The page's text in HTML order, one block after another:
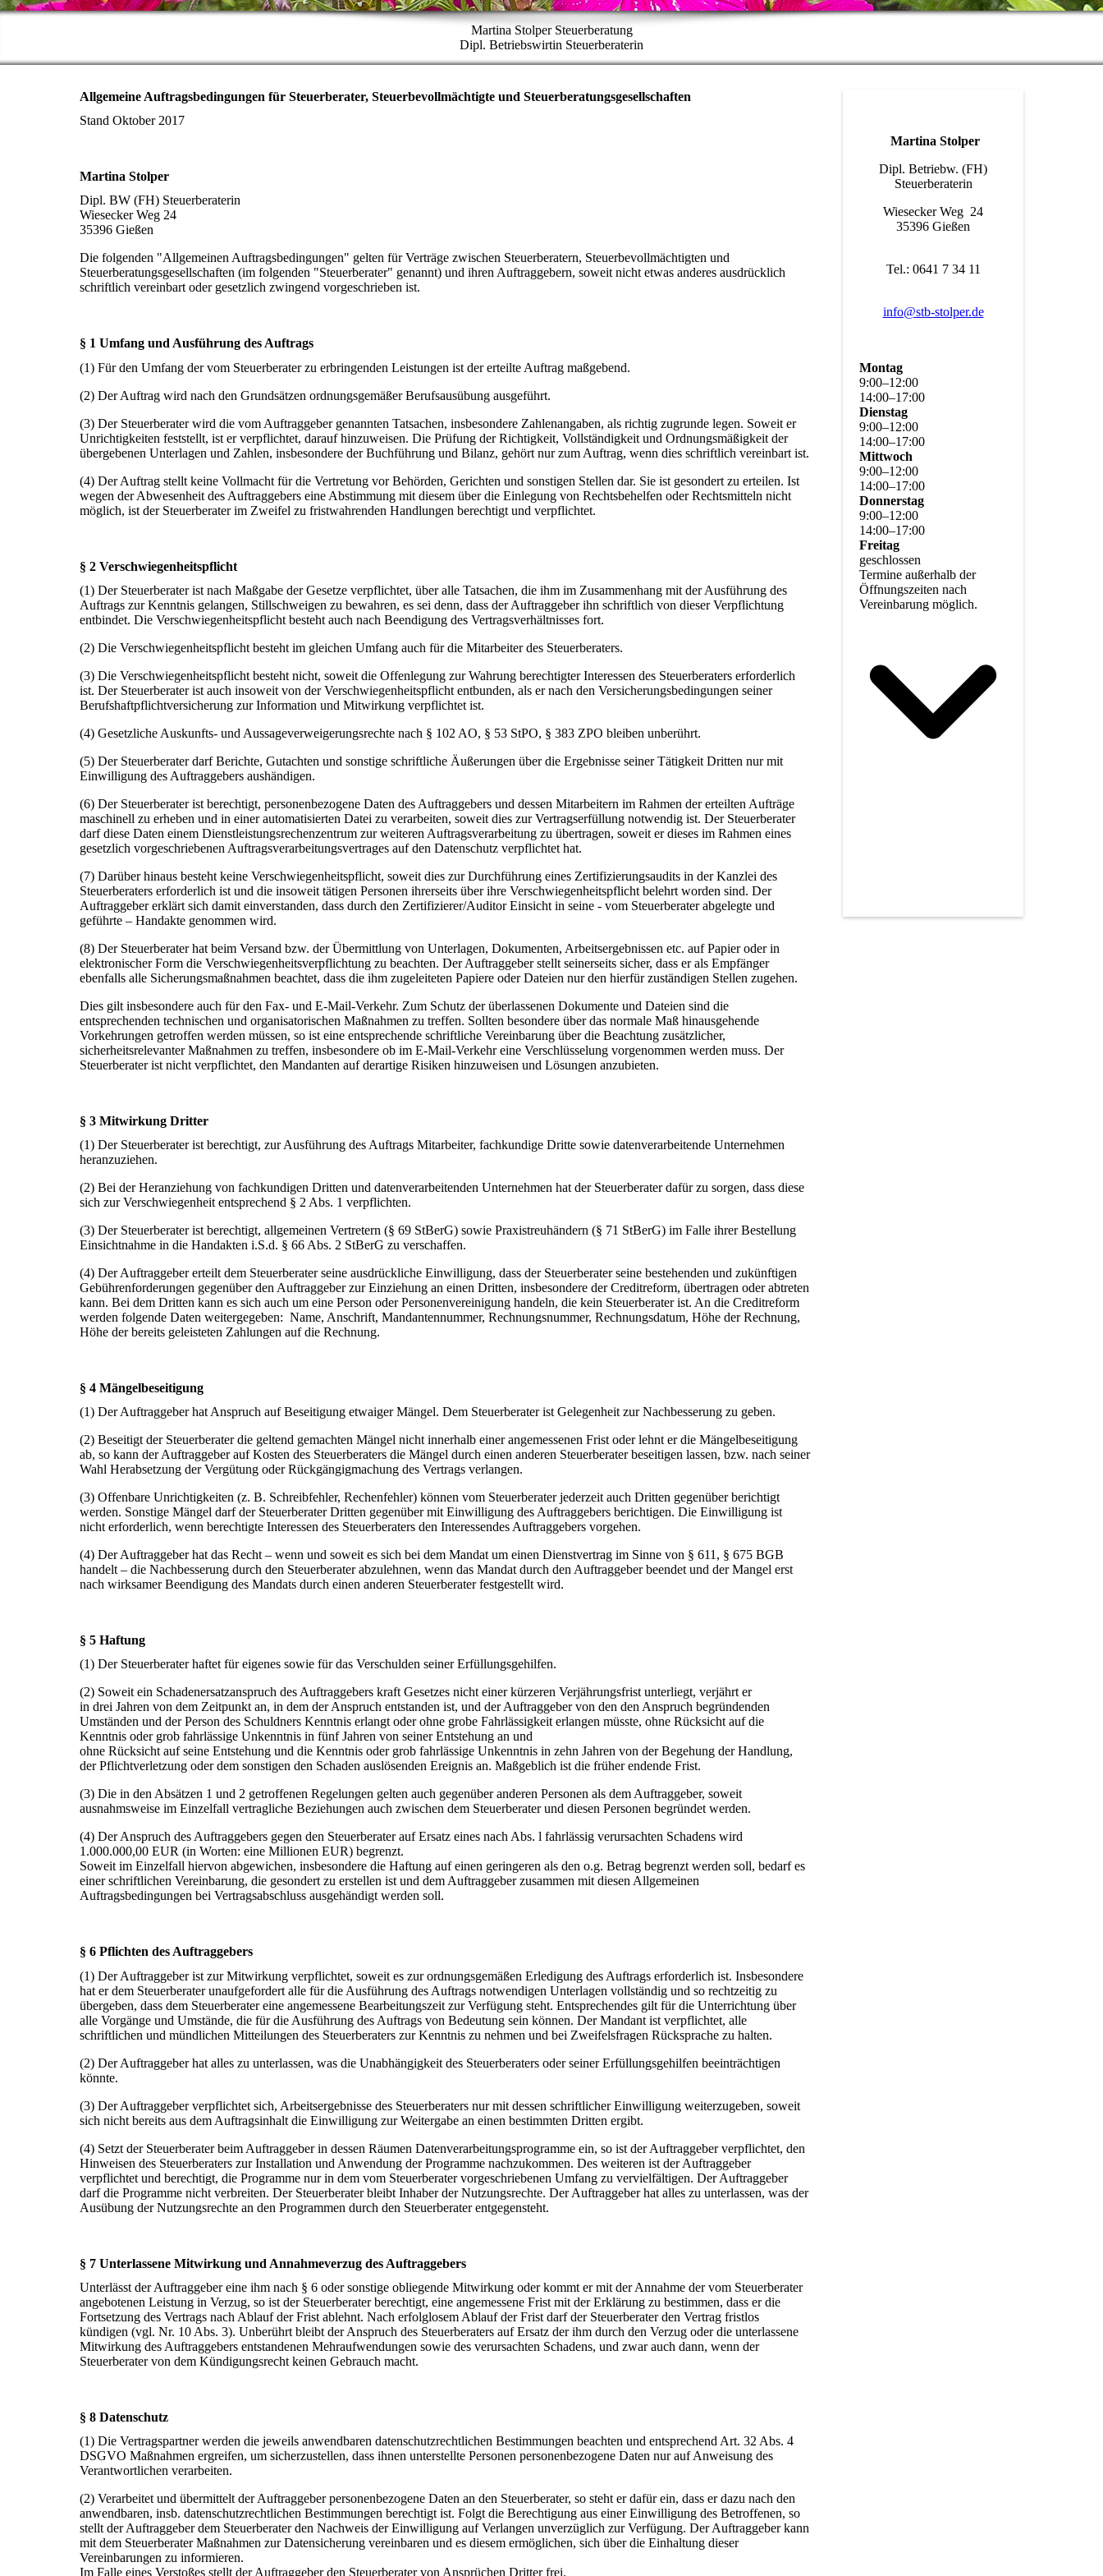
Martina Stolper Steuerberatung
Dipl. Betriebswirtin Steuerberaterin
Allgemeine Auftragsbedingungen für Steuerberater, Steuerbevollmächtigte und Steuerberatungsgesellschaften
Stand Oktober 2017
Martina Stolper
Dipl. BW (FH) Steuerberaterin
Wiesecker Weg 24
35396 Gießen
Die folgenden "Allgemeinen Auftragsbedingungen" gelten für Verträge zwischen Steuerberatern, Steu­er­be­voll­mäch­tig­ten und
Steuerberatungsgesellschaften (im folgenden "Steuerberater" genannt) und ihren Auftraggebern, soweit nicht etwas anderes ausdrücklich
schriftlich vereinbart oder gesetzlich zwingend vorgeschrieben ist.
§ 1 Umfang und Ausführung des Auftrags
(1) Für den Umfang der vom Steuerberater zu erbringenden Leistungen ist der erteilte Auftrag maßgebend.
(2) Der Auftrag wird nach den Grundsätzen ordnungsgemäßer Berufsausübung ausgeführt.
(3) Der Steuerberater wird die vom Auftraggeber genannten Tatsachen, insbesondere Zahlenangaben, als richtig zugrunde legen. Soweit er
Unrichtigkeiten feststellt, ist er verpflichtet, darauf hinzuweisen. Die Prüfung der Richtigkeit, Vollständigkeit und Ordnungsmäßigkeit der
übergebenen Unterlagen und Zahlen, insbesondere der Buchführung und Bilanz, gehört nur zum Auftrag, wenn dies schriftlich vereinbart ist.
(4) Der Auftrag stellt keine Vollmacht für die Vertretung vor Behörden, Gerichten und sonstigen Stellen dar. Sie ist gesondert zu erteilen. Ist
wegen der Abwesenheit des Auftraggebers eine Abstimmung mit diesem über die Einlegung von Rechtsbehelfen oder Rechtsmitteln nicht
möglich, ist der Steuerberater im Zweifel zu fristwahrenden Handlungen berechtigt und verpflichtet.
§ 2 Verschwiegenheitspflicht
(1) Der Steuerberater ist nach Maßgabe der Gesetze verpflichtet, über alle Tatsachen, die ihm im Zusammenhang mit der Ausführung des
Auftrags zur Kenntnis gelangen, Stillschweigen zu bewahren, es sei denn, dass der Auftraggeber ihn schriftlich von dieser Verpflichtung
entbindet. Die Verschwiegenheitspflicht besteht auch nach Beendigung des Vertragsverhältnisses fort.
(2) Die Verschwiegenheitspflicht besteht im gleichen Umfang auch für die Mitarbeiter des Steuerberaters.
(3) Die Verschwiegenheitspflicht besteht nicht, soweit die Offenlegung zur Wahrung berechtigter Interessen des Steuerberaters erforderlich
ist. Der Steuerberater ist auch insoweit von der Verschwiegenheitspflicht entbunden, als er nach den Versicherungsbedingungen seiner
Berufshaftpflichtversicherung zur Information und Mitwirkung verpflichtet ist.
(4) Gesetzliche Auskunfts- und Aussageverweigerungsrechte nach § 102 AO, § 53 StPO, § 383 ZPO bleiben unberührt.
(5) Der Steuerberater darf Berichte, Gutachten und sonstige schriftliche Äußerungen über die Ergebnisse seiner Tätigkeit Dritten nur mit
Einwilligung des Auftraggebers aushändigen.
(6) Der Steuerberater ist berechtigt, personenbezogene Daten des Auftraggebers und dessen Mitarbeitern im Rahmen der erteilten Aufträge
maschinell zu erheben und in einer automatisierten Datei zu verarbeiten, soweit dies zur Vertragserfüllung notwendig ist. Der Steuerberater
darf diese Daten einem Dienstleistungsrechenzentrum zur weiteren Auftragsverarbeitung zu übertragen, soweit er dieses im Rahmen eines
gesetzlich vorgeschriebenen Auftragsverarbeitungsvertrages auf den Datenschutz verpflichtet hat.
(7) Darüber hinaus besteht keine Verschwiegenheitspflicht, soweit dies zur Durchführung eines Zertifizierungsaudits in der Kanzlei des
Steuerberaters erforderlich ist und die insoweit tätigen Personen ihrerseits über ihre Verschwiegenheitspflicht belehrt worden sind. Der
Auftraggeber erklärt sich damit einverstanden, dass durch den Zertifizierer/Auditor Einsicht in seine - vom Steuerberater abgelegte und
geführte – Handakte genommen wird.
(8) Der Steuerberater hat beim Versand bzw. der Übermittlung von Unterlagen, Dokumenten, Arbeitsergebnissen etc. auf Papier oder in
elektronischer Form die Verschwiegenheitsverpflichtung zu beachten. Der Auftraggeber stellt seinerseits sicher, dass er als Empfänger
ebenfalls alle Sicherungsmaßnahmen beachtet, dass die ihm zugeleiteten Papiere oder Dateien nur den hierfür zuständigen Stellen zugehen.
Dies gilt insbesondere auch für den Fax- und E-Mail-Verkehr. Zum Schutz der überlassenen Dokumente und Dateien sind die
entsprechenden technischen und organisatorischen Maßnahmen zu treffen. Sollten besondere über das normale Maß hinausgehende
Vorkehrungen getroffen werden müssen, so ist eine entsprechende schriftliche Vereinbarung über die Beachtung zusätzlicher,
sicherheitsrelevanter Maßnahmen zu treffen, insbesondere ob im E-Mail-Verkehr eine Verschlüsselung vorgenommen werden muss. Der
Steuerberater ist nicht verpflichtet, den Mandanten auf derartige Risiken hinzuweisen und Lösungen anzubieten.
§ 3 Mitwirkung Dritter
(1) Der Steuerberater ist berechtigt, zur Ausführung des Auftrags Mitarbeiter, fachkundige Dritte sowie datenverarbeitende Unternehmen
heranzuziehen.
(2) Bei der Heranziehung von fachkundigen Dritten und datenverarbeitenden Unternehmen hat der Steuerberater dafür zu sorgen, dass diese
sich zur Verschwiegenheit entsprechend § 2 Abs. 1 verpflichten.
(3) Der Steuerberater ist berechtigt, allgemeinen Vertretern (§ 69 StBerG) sowie Praxistreuhändern (§ 71 StBerG) im Falle ihrer Bestellung
Einsichtnahme in die Handakten i.S.d. § 66 Abs. 2 StBerG zu verschaffen.
(4) Der Auftraggeber erteilt dem Steuerberater seine ausdrückliche Einwilligung, dass der Steuerberater seine bestehenden und zukünftigen
Gebührenforderungen gegenüber den Auftraggeber zur Einziehung an einen Dritten, insbesondere der Creditreform, übertragen oder abtreten
kann. Bei dem Dritten kann es sich auch um eine Person oder Personenvereinigung handeln, die kein Steuerberater ist. An die Creditreform
werden folgende Daten weitergegeben: Name, Anschrift, Mandantennummer, Rechnungsnummer, Rechnungsdatum, Höhe der Rechnung,
Höhe der bereits geleisteten Zahlungen auf die Rechnung.
§ 4 Mängelbeseitigung
(1) Der Auftraggeber hat Anspruch auf Beseitigung etwaiger Mängel. Dem Steuerberater ist Gelegenheit zur Nachbesserung zu geben.
(2) Beseitigt der Steuerberater die geltend gemachten Mängel nicht innerhalb einer angemessenen Frist oder lehnt er die Mängelbeseitigung
ab, so kann der Auftraggeber auf Kosten des Steuerberaters die Mängel durch einen anderen Steuerberater beseitigen lassen, bzw. nach seiner
Wahl Herabsetzung der Vergütung oder Rückgängigmachung des Vertrags verlangen.
(3) Offenbare Unrichtigkeiten (z. B. Schreibfehler, Rechenfehler) können vom Steuerberater jederzeit auch Dritten gegenüber berichtigt
werden. Sonstige Mängel darf der Steuerberater Dritten gegenüber mit Einwilligung des Auftraggebers berichtigen. Die Einwilligung ist
nicht erforderlich, wenn berechtigte Interessen des Steuerberaters den Interessendes Auftraggebers vorgehen.
(4) Der Auftraggeber hat das Recht – wenn und soweit es sich bei dem Mandat um einen Dienstvertrag im Sinne von § 611, § 675 BGB
handelt – die Nachbesserung durch den Steuerberater abzulehnen, wenn das Mandat durch den Auftraggeber beendet und der Mangel erst
nach wirksamer Beendigung des Mandats durch einen anderen Steuerberater festgestellt wird.
§ 5 Haftung
(1) Der Steuerberater haftet für eigenes sowie für das Verschulden seiner Erfüllungsgehilfen.
(2) Soweit ein Schadenersatzanspruch des Auftraggebers kraft Gesetzes nicht einer kürzeren Verjährungsfrist unterliegt, verjährt er
in drei Jahren von dem Zeitpunkt an, in dem der Anspruch entstanden ist, und der Auftraggeber von den den Anspruch begründenden
Umständen und der Person des Schuldners Kenntnis erlangt oder ohne grobe Fahrlässigkeit erlangen müsste, ohne Rücksicht auf die
Kenntnis oder grob fahrlässige Unkenntnis in fünf Jahren von seiner Entstehung an und
ohne Rücksicht auf seine Entstehung und die Kenntnis oder grob fahrlässige Unkenntnis in zehn Jahren von der Begehung der Handlung,
der Pflichtverletzung oder dem sonstigen den Schaden auslösenden Ereignis an. Maßgeblich ist die früher endende Frist.
(3) Die in den Absätzen 1 und 2 getroffenen Regelungen gelten auch gegenüber anderen Personen als dem Auftraggeber, soweit
ausnahmsweise im Einzelfall vertragliche Beziehungen auch zwischen dem Steuerberater und diesen Personen begründet werden.
(4) Der Anspruch des Auftraggebers gegen den Steuerberater auf Ersatz eines nach Abs. l fahrlässig verursachten Schadens wird
1.000.000,00 EUR (in Worten: eine Millionen EUR) begrenzt.
Soweit im Einzelfall hiervon abgewichen, insbesondere die Haftung auf einen geringeren als den o.g. Betrag begrenzt werden soll, bedarf es
einer schriftlichen Vereinbarung, die gesondert zu erstellen ist und dem Auftraggeber zusammen mit diesen Allgemeinen
Auftragsbedingungen bei Vertragsabschluss ausgehändigt werden soll.
§ 6 Pflichten des Auftraggebers
(1) Der Auftraggeber ist zur Mitwirkung verpflichtet, soweit es zur ordnungsgemäßen Erledigung des Auftrags erforderlich ist. Insbesondere
hat er dem Steuerberater unaufgefordert alle für die Ausführung des Auftrags notwendigen Unterlagen vollständig und so rechtzeitig zu
übergeben, dass dem Steuerberater eine angemessene Bearbeitungszeit zur Verfügung steht. Entsprechendes gilt für die Unterrichtung über
alle Vorgänge und Umstände, die für die Ausführung des Auftrags von Bedeutung sein können. Der Mandant ist verpflichtet, alle
schriftlichen und mündlichen Mitteilungen des Steuerberaters zur Kenntnis zu nehmen und bei Zweifelsfragen Rücksprache zu halten.
(2) Der Auftraggeber hat alles zu unterlassen, was die Unabhängigkeit des Steuerberaters oder seiner Erfüllungsgehilfen beeinträchtigen
könnte.
(3) Der Auftraggeber verpflichtet sich, Arbeitsergebnisse des Steuerberaters nur mit dessen schriftlicher Einwilligung weiterzugeben, soweit
sich nicht bereits aus dem Auftragsinhalt die Einwilligung zur Weitergabe an einen bestimmten Dritten ergibt.
(4) Setzt der Steuerberater beim Auftraggeber in dessen Räumen Datenverarbeitungsprogramme ein, so ist der Auftraggeber verpflichtet, den
Hinweisen des Steuerberaters zur Installation und Anwendung der Programme nachzukommen. Des weiteren ist der Auftraggeber
verpflichtet und berechtigt, die Programme nur in dem vom Steuerberater vorgeschriebenen Umfang zu vervielfältigen. Der Auftraggeber
darf die Programme nicht verbreiten. Der Steuerberater bleibt Inhaber der Nutzungsrechte. Der Auftraggeber hat alles zu unterlassen, was der
Ausübung der Nutzungsrechte an den Programmen durch den Steuerberater entgegensteht.
§ 7 Unterlassene Mitwirkung und Annahmeverzug des Auftraggebers
Unterlässt der Auftraggeber eine ihm nach § 6 oder sonstige obliegende Mitwirkung oder kommt er mit der Annahme der vom Steuerberater
angebotenen Leistung in Verzug, so ist der Steuerberater berechtigt, eine angemessene Frist mit der Erklärung zu bestimmen, dass er die
Fortsetzung des Vertrags nach Ablauf der Frist ablehnt. Nach erfolglosem Ablauf der Frist darf der Steuerberater den Vertrag fristlos
kündigen (vgl. Nr. 10 Abs. 3). Unberührt bleibt der Anspruch des Steuerberaters auf Ersatz der ihm durch den Verzug oder die unterlassene
Mitwirkung des Auftraggebers entstandenen Mehraufwendungen sowie des verursachten Schadens, und zwar auch dann, wenn der
Steuerberater von dem Kündigungsrecht keinen Gebrauch macht.
§ 8 Datenschutz
(1) Die Vertragspartner werden die jeweils anwendbaren datenschutzrechtlichen Bestimmungen beachten und entsprechend Art. 32 Abs. 4
DSGVO Maßnahmen ergreifen, um sicherzustellen, dass ihnen unterstellte Personen personenbezogene Daten nur auf Anweisung des
Verantwortlichen verarbeiten.
(2) Verarbeitet und übermittelt der Auftraggeber personenbezogene Daten an den Steuerberater, so steht er dafür ein, dass er dazu nach den
anwendbaren, insb. datenschutzrechtlichen Bestimmungen berechtigt ist. Folgt die Berechtigung aus einer Einwilligung des Betroffenen, so
stellt der Auftraggeber dem Steuerberater den Nachweis der Einwilligung auf Verlangen unverzüglich zur Verfügung. Der Auftraggeber kann
mit dem Steuerberater Maßnahmen zur Datensicherung vereinbaren und es diesem ermöglichen, sich über die Einhaltung dieser
Vereinbarungen zu informieren.
Im Falle eines Verstoßes stellt der Auftraggeber den Steuerberater von Ansprüchen Dritter frei.
Martina Stolper
Dipl. Betriebw. (FH)
Steuerberaterin
Wiesecker Weg 24
35396 Gießen
Tel.: 0641 7 34 11
info@stb-stolper.de
Montag
9:00–12:00
14:00–17:00
Dienstag
9:00–12:00
14:00–17:00
Mittwoch
9:00–12:00
14:00–17:00
Donnerstag
9:00–12:00
14:00–17:00
Freitag
geschlossen
Termine außerhalb der
Öffnungszeiten nach
Vereinbarung möglich.